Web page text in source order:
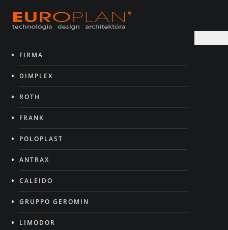
FIRMA
DIMPLEX
ROTH
FRANK
POLOPLAST
ANTRAX
CALEIDO
GRUPPO GEROMIN
LIMODOR